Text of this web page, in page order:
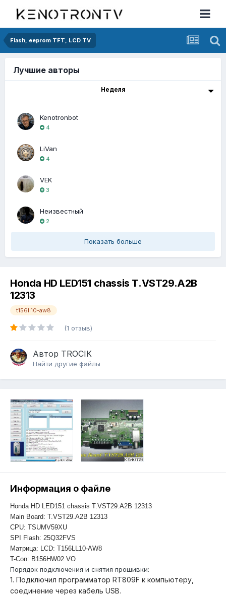
Flash, eeprom TFT, LCD TV
Лучшие авторы
Неделя
Kenotronbot
4
LiVan
4
VEK
3
Неизвестный
2
Показать больше
Honda HD LED151 chassis T.VST29.A2B
12313
t156ll10-aw8
(1 отзыв)
Автор TROCIK
Найти другие файлы
Информация о файле
Honda HD LED151 chassis T.VST29.A2B 12313
Main Board: T.VST29.A2B 12313
CPU: TSUMV59XU
SPI Flash: 25Q32FVS
Матрица: LCD: T156LL10-AW8
T-Con: B156HW02 VO
Порядок подключения и снятия прошивки:
1. Подключил программатор RT809F к компьютеру,
соединение через кабель USB.